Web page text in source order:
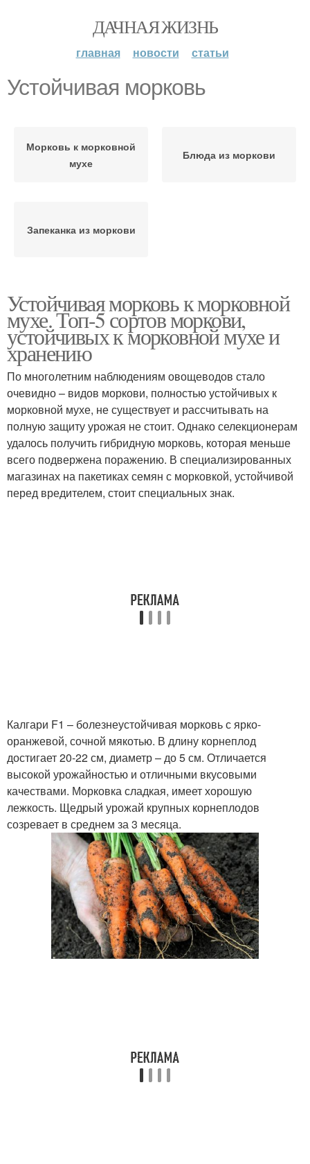
ДАЧНАЯ ЖИЗНЬ
главная новости статьи
Устойчивая морковь
Морковь к морковной
мухе
Блюда из моркови
Запеканка из моркови
Устойчивая морковь к морковной
мухе. Топ-5 сортов моркови,
устойчивых к морковной мухе и
хранению
По многолетним наблюдениям овощеводов стало
очевидно – видов моркови, полностью устойчивых к
морковной мухе, не существует и рассчитывать на
полную защиту урожая не стоит. Однако селекционерам
удалось получить гибридную морковь, которая меньше
всего подвержена поражению. В специализированных
магазинах на пакетиках семян с морковкой, устойчивой
перед вредителем, стоит специальных знак.
Калгари F1 – болезнеустойчивая морковь с ярко-
оранжевой, сочной мякотью. В длину корнеплод
достигает 20-22 см, диаметр – до 5 см. Отличается
высокой урожайностью и отличными вкусовыми
качествами. Морковка сладкая, имеет хорошую
лежкость. Щедрый урожай крупных корнеплодов
созревает в среднем за 3 месяца.